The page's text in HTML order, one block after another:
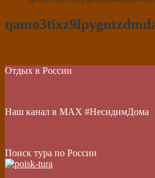
Отдых в России
Наш канал в МАХ #НесидимДома
Поиск тура по России